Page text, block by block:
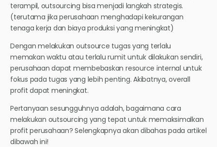
terampil, outsourcing bisa menjadi langkah strategis.
(terutama jika perusahaan menghadapi kekurangan
tenaga kerja dan biaya produksi yang meningkat)
Dengan melakukan outsource tugas yang terlalu
memakan waktu atau terlalu rumit untuk dilakukan sendiri,
perusahaan dapat membebaskan resource internal untuk
fokus pada tugas yang lebih penting. Akibatnya, overall
profit dapat meningkat.
Pertanyaan sesungguhnya adalah, bagaimana cara
melakukan outsourcing yang tepat untuk memaksimalkan
profit perusahaan? Selengkapnya akan dibahas pada artikel
dibawah ini!